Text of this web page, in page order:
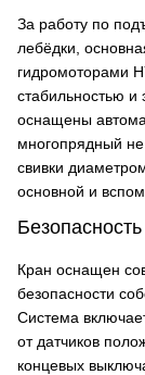
За работу по
лебёдки,
гидромоторами
стабильностью и
оснащены
многопрядный
свивки
основной и
Безопасность
Кран оснащен
безопасности
Система
от датчиков
концевых